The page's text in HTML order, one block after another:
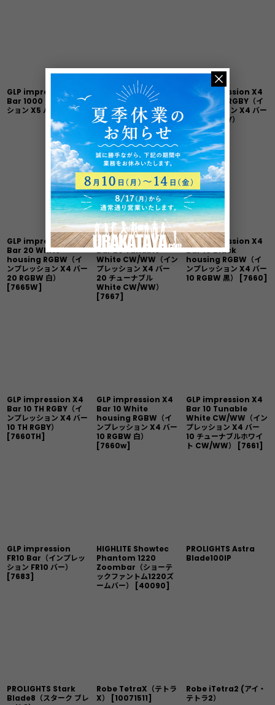
GLP impression X5
Bar 1000（インプレッ
ション X5 バー 1000）
GLP impression X4
Bar 20 Black
housing RGBW（イ
ンプレッション X4 バー
20 RGBW 黒）
7665 ]
GLP impression X4
Bar 20 TH RGBY（イ
ンプレッション X4 バー
20 TH RGBY）
[7665TH]
GLP impression X4
Bar 20 White
housing RGBW（イ
ンプレッション X4 バー
20 RGBW 白）
[7665W]
GLP impression X4
Bar 20 Tunable
White CW/WW（イン
プレッション X4 バー
20 チューナブル
White CW/WW）
[7667]
GLP impression X4
Bar 10 Black
housing RGBW（イ
ンプレッション X4 バー
10 RGBW 黒）
[7660]
GLP impression X4
Bar 10 TH RGBY（イ
ンプレッション X4 バー
10 TH RGBY）
[7660TH]
GLP impression X4
Bar 10 White
housing RGBW（イ
ンプレッション X4 バー
10 RGBW 白）
[7660w]
GLP impression X4
Bar 10 Tunable
White CW/WW（イン
プレッション X4 バー
10 チューナブルホワイ
ト CW/WW）
[7661]
GLP impression
FR10 Bar（インプレッ
ション FR10 バー）
[7683]
HIGHLITE Showtec
Phantom 1220
Zoombar（ショーテ
ックファントム1220ズ
ームバー）
[40090]
PROLIGHTS Astra
Blade100IP
PROLIGHTS Stark
Blade8（スターク ブレ
Robe TetraX（テトラ
X）
[10071511]
Robe iTetra2 (アイ・
テトラ2）